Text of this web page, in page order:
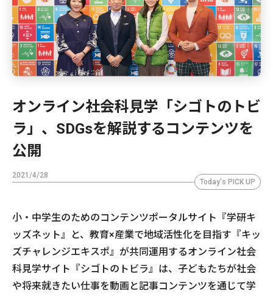
オンライン社会科見学「シゴトのトビ
ラ」、SDGsを解説するコンテンツを
公開
2021/4/28
Today's PICK UP
小・中学生のためのコンテンツポータルサイト『学研キ
ッズネット』と、教育×産業で地域活性化を目指す『キッ
ズチャレンジエキスポ』が共同運用するオンライン社会
科見学サイト『シゴトのトビラ』は、子どもたちが社会
や将来就きたい仕事を動画と記事コンテンツを通じて学